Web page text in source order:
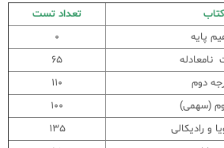
تعداد تست
پایه
0
نامعادله
65
دوم
110
(سهمی)
100
و رادیکالی
135